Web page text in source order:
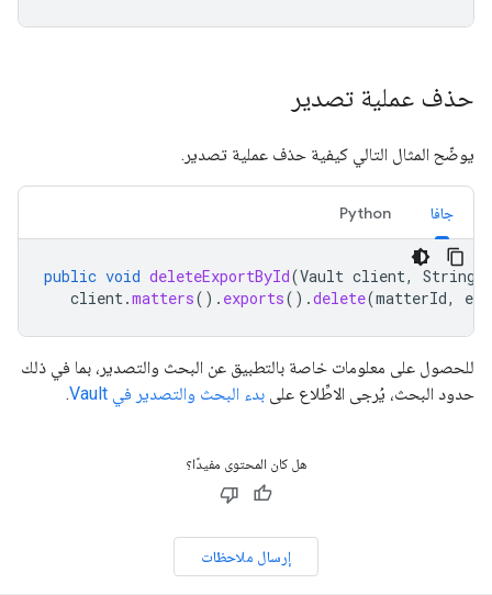
حذف عملية تصدير
يوضّح المثال التالي كيفية حذف عملية تصدير.
جافا Python
public void deleteExportById(Vault client, String
client.matters(). exports().delete(matterId,
للحصول على معلومات خاصة بالتطبيق عن البحث والتصدير، بما في ذلك
حدود البحث، يُرجى الاطِّلاع على بدء البحث والتصدير في Vault .
هل كان المحتوى مفيدًا؟
إرسال ملاحظات